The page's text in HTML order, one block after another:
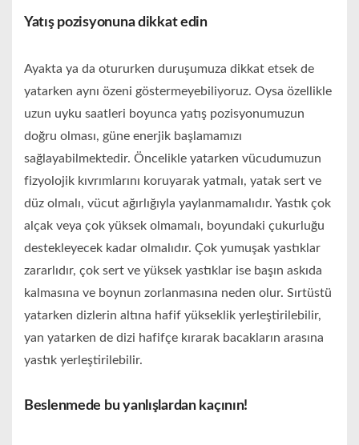
Yatış pozisyonuna dikkat edin
Ayakta ya da otururken duruşumuza dikkat etsek de
yatarken aynı özeni göstermeyebiliyoruz. Oysa özellikle
uzun uyku saatleri boyunca yatış pozisyonumuzun
doğru olması, güne enerjik başlamamızı
sağlayabilmektedir. Öncelikle yatarken vücudumuzun
fizyolojik kıvrımlarını koruyarak yatmalı, yatak sert ve
düz olmalı, vücut ağırlığıyla yaylanmamalıdır. Yastık çok
alçak veya çok yüksek olmamalı, boyundaki çukurluğu
destekleyecek kadar olmalıdır. Çok yumuşak yastıklar
zararlıdır, çok sert ve yüksek yastıklar ise başın askıda
kalmasına ve boynun zorlanmasına neden olur. Sırtüstü
yatarken dizlerin altına hafif yükseklik yerleştirilebilir,
yan yatarken de dizi hafifçe kırarak bacakların arasına
yastık yerleştirilebilir.
Beslenmede bu yanlışlardan kaçının!